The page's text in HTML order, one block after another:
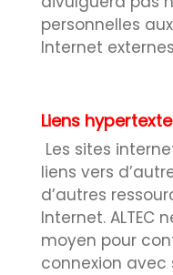
personnelles
Internet
Liens
Les sites
liens vers
d’autres
Internet. ALTEC
moyen pour
connexion avec